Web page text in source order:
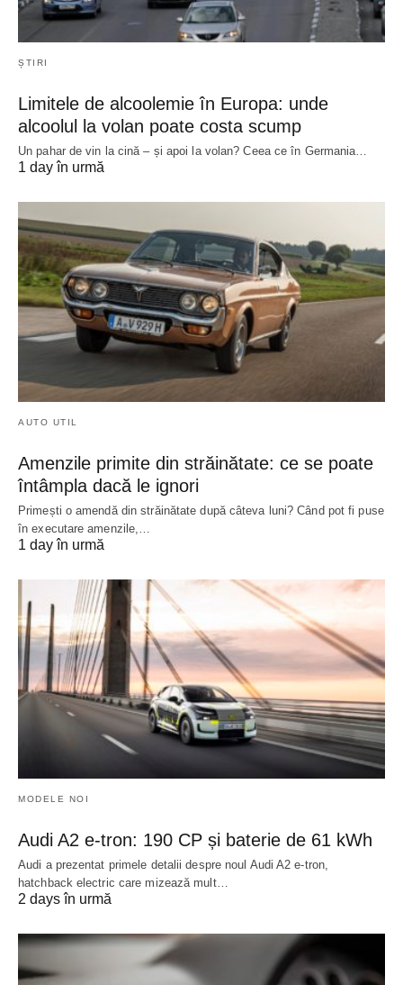
ȘTIRI
Limitele de alcoolemie în Europa: unde
alcoolul la volan poate costa scump
Un pahar de vin la cină – și apoi la volan? Ceea ce în Germania…
1 day în urmă
AUTO UTIL
Amenzile primite din străinătate: ce se poate
întâmpla dacă le ignori
Primești o amendă din străinătate după câteva luni? Când pot fi puse
în executare amenzile,…
1 day în urmă
MODELE NOI
Audi A2 e-tron: 190 CP și baterie de 61 kWh
Audi a prezentat primele detalii despre noul Audi A2 e-tron,
hatchback electric care mizează mult…
2 days în urmă